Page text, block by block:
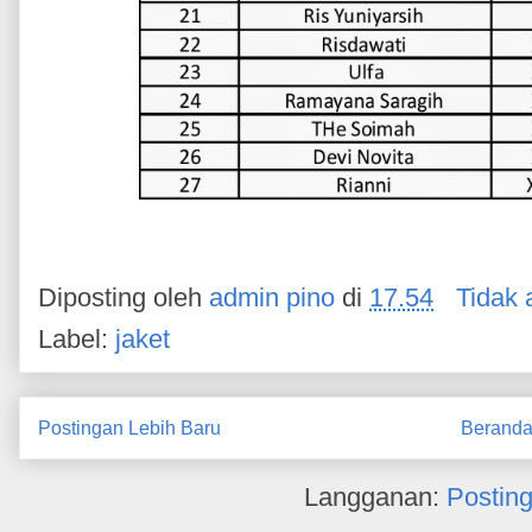
Diposting oleh admin pino di 17.54
Tidak
Label: jaket
Postingan Lebih Baru Beranda
Langganan: